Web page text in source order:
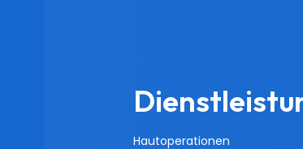
Hautoperationen